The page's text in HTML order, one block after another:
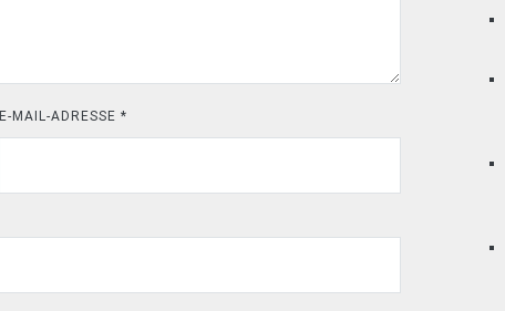
E-MAIL-ADRESSE*